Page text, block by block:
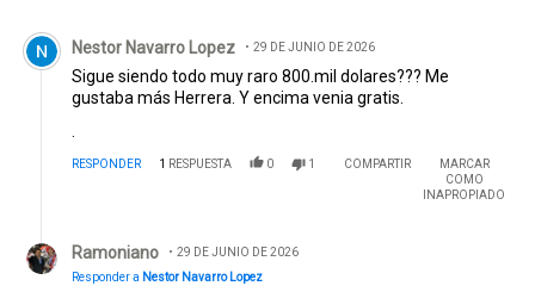
Comentario de Nestor Navarro Lopez.
Nestor Navarro Lopez 29 DE JUNIO DE 2026
Sigue siendo todo muy raro 800.mil dolares??? Me
gustaba más Herrera. Y encima venia gratis.
RESPONDER 1 RESPUESTA 0 1 COMPARTIR
MARCAR
COMO
INAPROPIADO
Ramoniano
29 DE JUNIO DE 2026
Responder a Nestor Navarro Lopez